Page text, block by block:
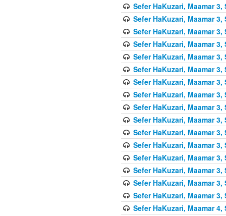
Sefer HaKuzari, Maamar 3,
Sefer HaKuzari, Maamar 3,
Sefer HaKuzari, Maamar 3,
Sefer HaKuzari, Maamar 3,
Sefer HaKuzari, Maamar 3,
Sefer HaKuzari, Maamar 3,
Sefer HaKuzari, Maamar 3,
Sefer HaKuzari, Maamar 3,
Sefer HaKuzari, Maamar 3,
Sefer HaKuzari, Maamar 3,
Sefer HaKuzari, Maamar 3,
Sefer HaKuzari, Maamar 3,
Sefer HaKuzari, Maamar 3,
Sefer HaKuzari, Maamar 3,
Sefer HaKuzari, Maamar 3,
Sefer HaKuzari, Maamar 3,
Sefer HaKuzari, Maamar 4,